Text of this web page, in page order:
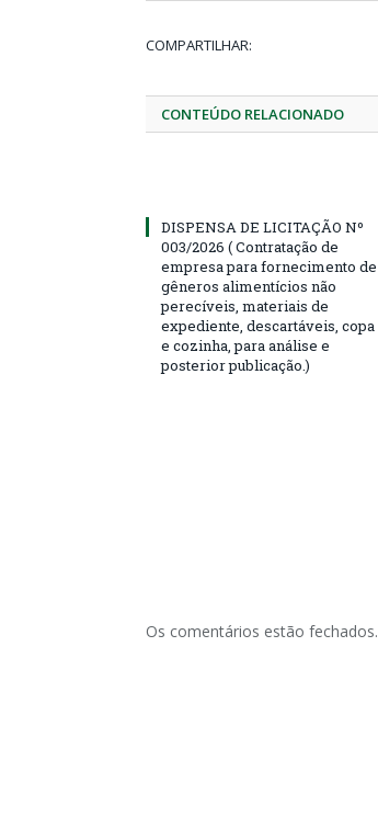
COMPARTILHAR:
CONTEÚDO RELACIONADO
DISPENSA DE LICITAÇÃO Nº
003/2026 ( Contratação de
empresa para fornecimento de
gêneros alimentícios não
perecíveis, materiais de
expediente, descartáveis, copa
e cozinha, para análise e
posterior publicação.)
Os comentários estão fechados.